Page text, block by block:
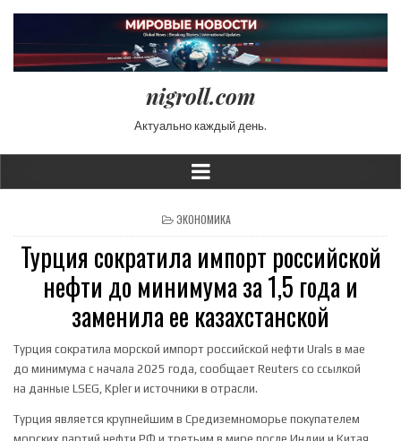
nigroll.com
Актуально каждый день.
POSTED IN
ЭКОНОМИКА
Турция сократила импорт российской
нефти до минимума за 1,5 года и
заменила ее казахстанской
Турция сократила морской импорт российской нефти Urals в мае
до минимума с начала 2025 года, сообщает Reuters со ссылкой
на данные LSEG, Kpler и ‌источники в отрасли.
Турция является крупнейшим в Средиземноморье покупателем